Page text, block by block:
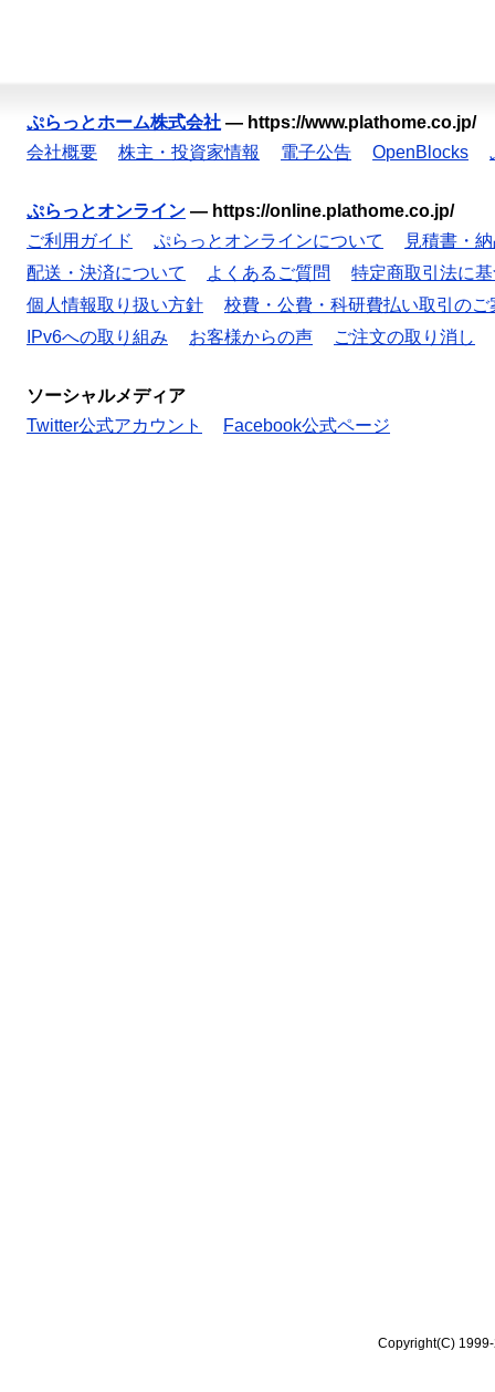
ぷらっとホーム株式会社 — https://www.plathome.co.jp/
会社概要
株主・投資家情報 電子公告 OpenBlocks
ぷらっとオンライン — https://online.plathome.co.jp/
ご利用ガイド
ぷらっとオンラインについて
見積書・
配送・決済について
よくあるご質問
特定商取引法に
個人情報取り扱い方針
校費・公費・科研費払い取引のご
IPv6への取り組み
お客様からの声 ご注文の取り消し
ソーシャルメディア
Twitter公式アカウント
Facebook公式ページ
Copyright(C)